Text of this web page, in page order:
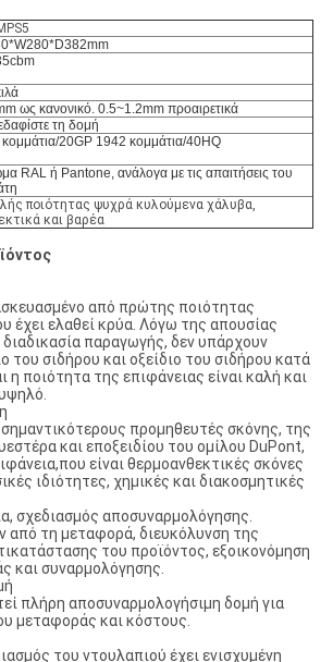
ως κανονικό. 0.5~1.2mm προαιρετικά
τη δομή
20GP 1942 κομμάτια/40HQ
RAL ή Pantone, ανάλογα με τις απαιτήσεις του
ποιότητας ψυχρά κυλούμενα χάλυβα,
και βαρέα
από πρώτης ποιότητας
έχει ελαθεί κρύα. Λόγω της απουσίας
παραγωγής, δεν υπάρχουν
του σιδήρου και οξείδιο του σιδήρου κατά
η ποιότητα της επιφάνειας είναι καλή και
προμηθευτές σκόνης, της
και εποξειδίου του ομίλου DuPont,
είναι θερμοανθεκτικές σκόνες
ιδιότητες, χημικές και διακοσμητικές
σχεδιασμός αποσυναρμολόγησης.
από τη μεταφορά, διευκόλυνση της
του προϊόντος, εξοικονόμηση
και συναρμολόγησης.
πλήρη αποσυναρμολογήσιμη δομή για
μεταφοράς και κόστους.
του ντουλαπιού έχει ενισχυμένη